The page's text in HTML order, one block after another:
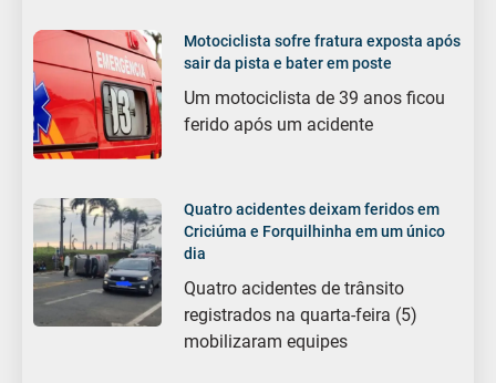
Motociclista sofre fratura exposta após
sair da pista e bater em poste
Um motociclista de 39 anos ficou
ferido após um acidente
Quatro acidentes deixam feridos em
Criciúma e Forquilhinha em um único
dia
Quatro acidentes de trânsito
registrados na quarta-feira (5)
mobilizaram equipes